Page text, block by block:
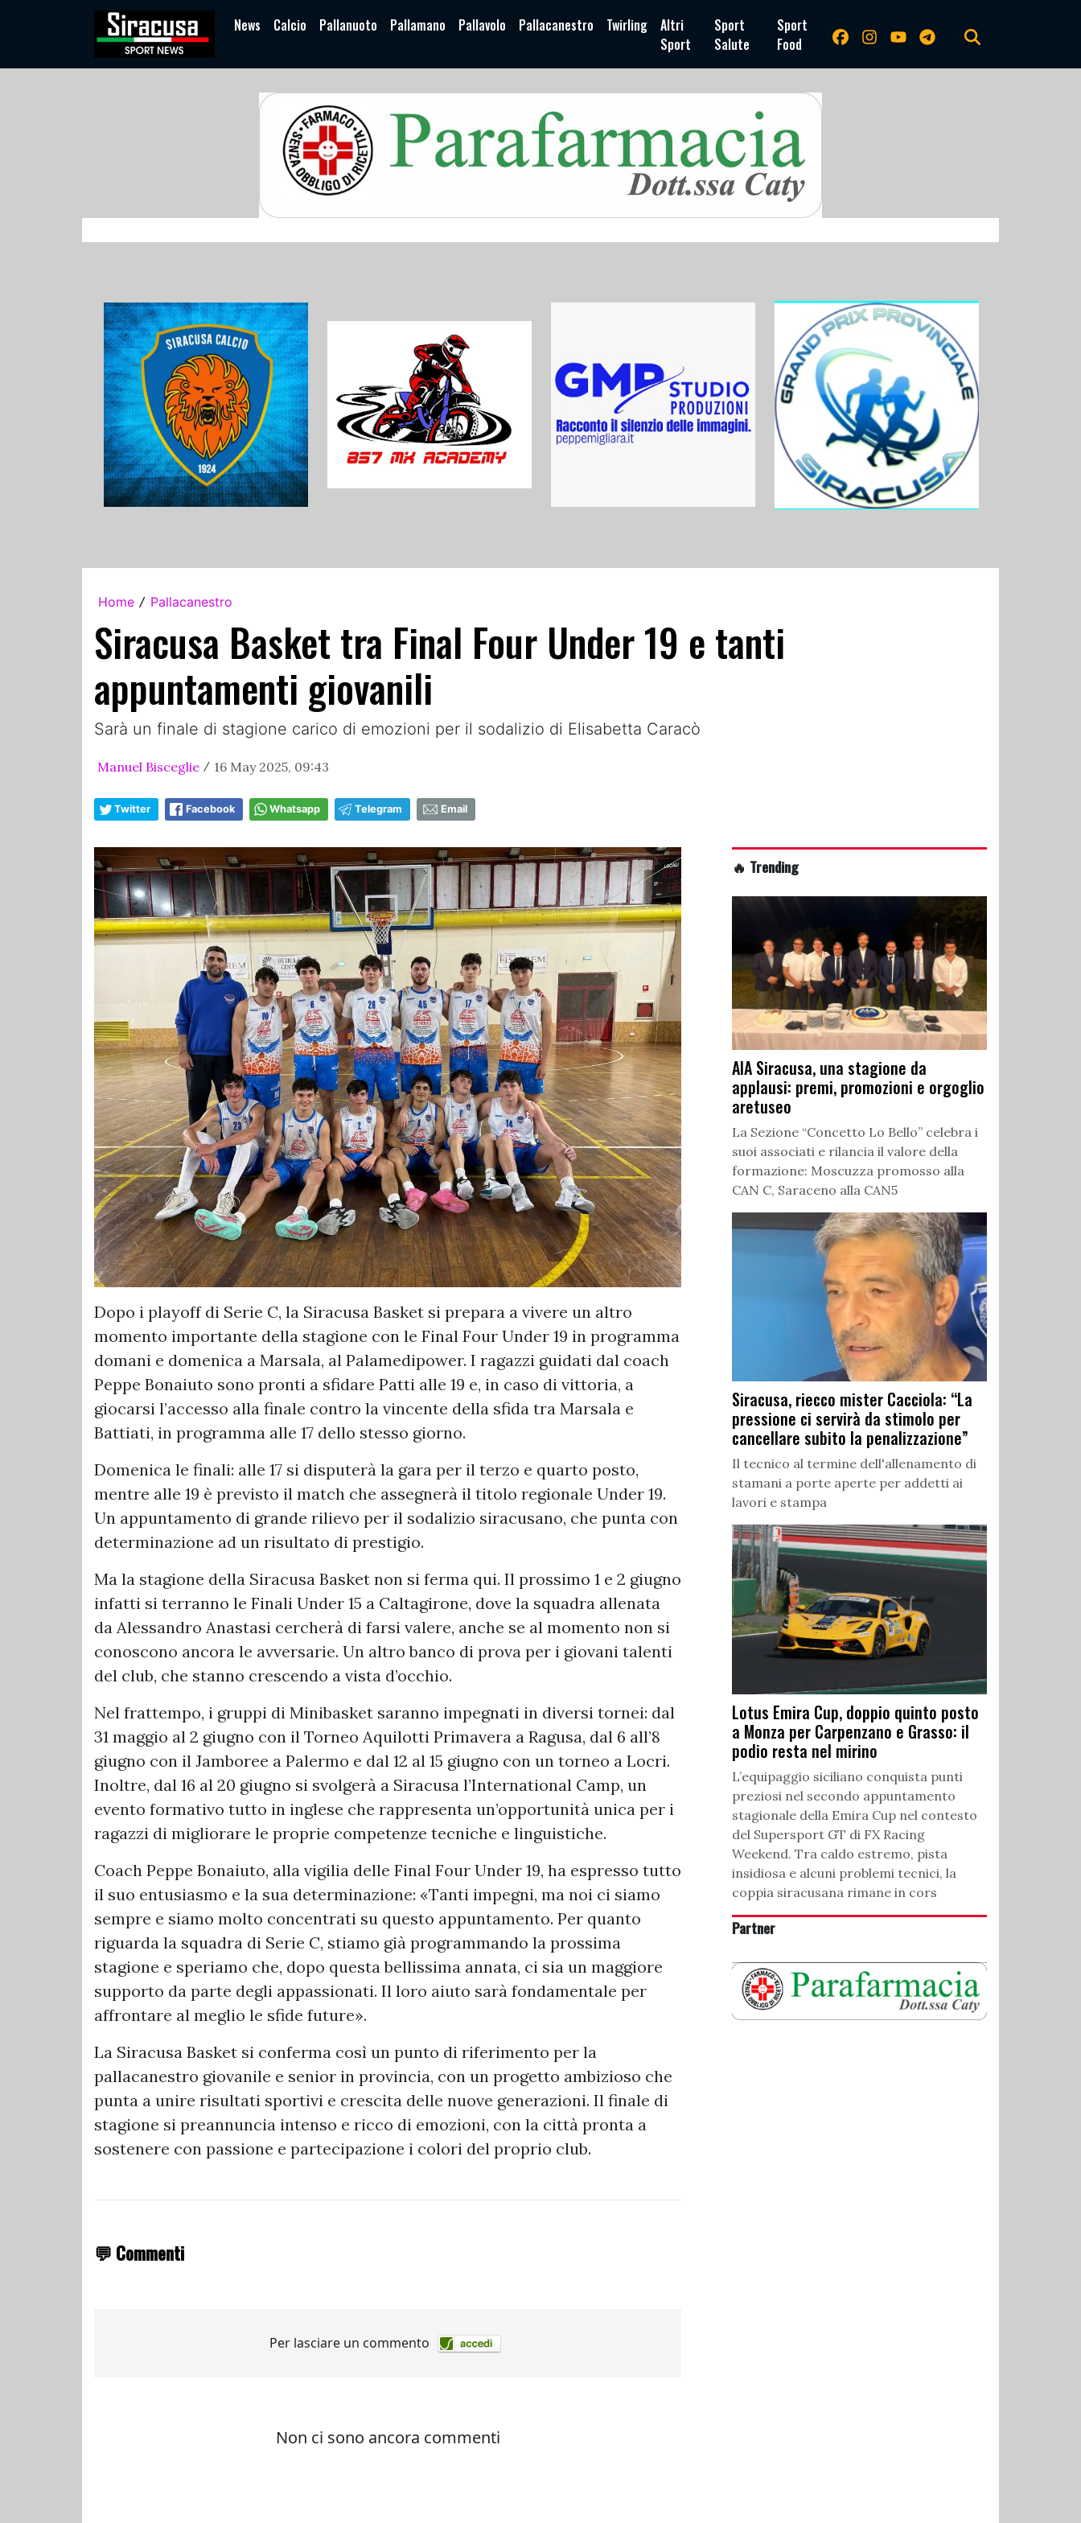
News Calcio Pallanuoto Pallamano Pallavolo Pallacanestro Twirling
Altri
Sport
Sport
Salute
Sport
Food
Home / Pallacanestro
Siracusa Basket tra Final Four Under 19 e tanti
appuntamenti giovanili
Sarà un finale di stagione carico di emozioni per il sodalizio di Elisabetta Caracò
Manuel Bisceglie / 16 May 2025, 09:43
Twitter Facebook Whatsapp Telegram Email
Dopo i playoff di Serie C, la Siracusa Basket si prepara a vivere un altro
momento importante della stagione con le Final Four Under 19 in programma
domani e domenica a Marsala, al Palamedipower. I ragazzi guidati dal coach
Peppe Bonaiuto sono pronti a sfidare Patti alle 19 e, in caso di vittoria, a
giocarsi l’accesso alla finale contro la vincente della sfida tra Marsala e
Battiati, in programma alle 17 dello stesso giorno.
Domenica le finali: alle 17 si disputerà la gara per il terzo e quarto posto,
mentre alle 19 è previsto il match che assegnerà il titolo regionale Under 19.
Un appuntamento di grande rilievo per il sodalizio siracusano, che punta con
determinazione ad un risultato di prestigio.
Ma la stagione della Siracusa Basket non si ferma qui. Il prossimo 1 e 2 giugno
infatti si terranno le Finali Under 15 a Caltagirone, dove la squadra allenata
da Alessandro Anastasi cercherà di farsi valere, anche se al momento non si
conoscono ancora le avversarie. Un altro banco di prova per i giovani talenti
del club, che stanno crescendo a vista d’occhio.
Nel frattempo, i gruppi di Minibasket saranno impegnati in diversi tornei: dal
31 maggio al 2 giugno con il Torneo Aquilotti Primavera a Ragusa, dal 6 all’8
giugno con il Jamboree a Palermo e dal 12 al 15 giugno con un torneo a Locri.
Inoltre, dal 16 al 20 giugno si svolgerà a Siracusa l’International Camp, un
evento formativo tutto in inglese che rappresenta un’opportunità unica per i
ragazzi di migliorare le proprie competenze tecniche e linguistiche.
Coach Peppe Bonaiuto, alla vigilia delle Final Four Under 19, ha espresso tutto
il suo entusiasmo e la sua determinazione: «Tanti impegni, ma noi ci siamo
sempre e siamo molto concentrati su questo appuntamento. Per quanto
riguarda la squadra di Serie C, stiamo già programmando la prossima
stagione e speriamo che, dopo questa bellissima annata, ci sia un maggiore
supporto da parte degli appassionati. Il loro aiuto sarà fondamentale per
affrontare al meglio le sfide future».
La Siracusa Basket si conferma così un punto di riferimento per la
pallacanestro giovanile e senior in provincia, con un progetto ambizioso che
punta a unire risultati sportivi e crescita delle nuove generazioni. Il finale di
stagione si preannuncia intenso e ricco di emozioni, con la città pronta a
sostenere con passione e partecipazione i colori del proprio club.
💬 Commenti
🔥 Trending
AIA Siracusa, una stagione da
applausi: premi, promozioni e orgoglio
aretuseo
La Sezione “Concetto Lo Bello” celebra i
suoi associati e rilancia il valore della
formazione: Moscuzza promosso alla
CAN C, Saraceno alla CAN5
Siracusa, riecco mister Cacciola: “La
pressione ci servirà da stimolo per
cancellare subito la penalizzazione”
Il tecnico al termine dell'allenamento di
stamani a porte aperte per addetti ai
lavori e stampa
Lotus Emira Cup, doppio quinto posto
a Monza per Carpenzano e Grasso: il
podio resta nel mirino
L’equipaggio siciliano conquista punti
preziosi nel secondo appuntamento
stagionale della Emira Cup nel contesto
del Supersport GT di FX Racing
Weekend. Tra caldo estremo, pista
insidiosa e alcuni problemi tecnici, la
coppia siracusana rimane in cors
Partner